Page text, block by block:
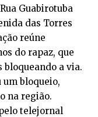
Guabirotuba
das Torres
reúne
do rapaz, que
bloqueando a via.
um bloqueio,
na região.
telejornal